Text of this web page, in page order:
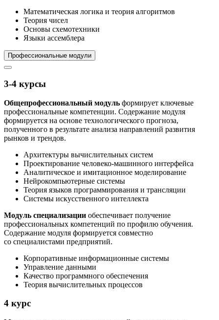
Математическая логика и теория алгоритмов
Теория чисел
Основы схемотехники
Языки ассемблера
Профессиональные модули
3-4 курсы
Общепрофессиональный модуль формирует ключевые
профессиональные компетенции. Содержание модуля
формируется на основе технологического прогноза,
полученного в результате анализа направлений развития
рынков и трендов.
Архитектуры вычислительных систем
Проектирование человеко-машинного интерфейса
Аналитическое и имитационное моделирование
Нейрокомпьютерные системы
Теория языков программирования и трансляции
Системы искусственного интеллекта
Модуль специализации обеспечивает получение
профессиональных компетенций по профилю обучения.
Содержание модуля формируется совместно
со специалистами предприятий.
Корпоративные информационные системы
Управление данными
Качество программного обеспечения
Теория вычислительных процессов
4 курс